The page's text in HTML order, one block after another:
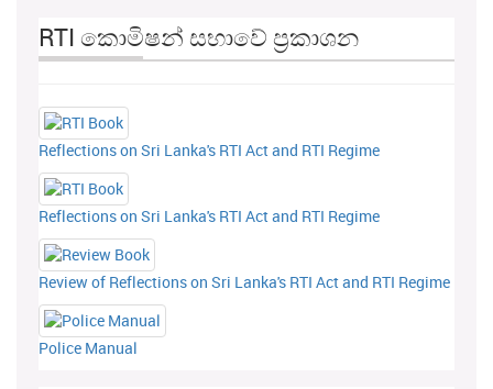
RTI කොමිෂන් සභාවේ ප්‍රකාශන
Reflections on Sri Lanka's RTI Act and RTI Regime
Reflections on Sri Lanka's RTI Act and RTI Regime
Review of Reflections on Sri Lanka's RTI Act and RTI Regime
Police Manual